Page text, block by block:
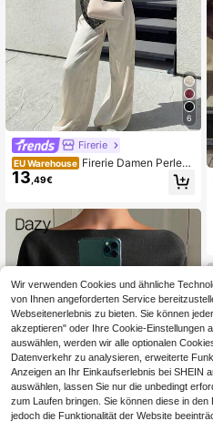
6
Firerie
EU Warehouse Firerie Damen Perlen
Hohldekoration asymmetrische Stol
a, Frühling/Sommer
13 ,49€
Wir verwenden Cookies und ähnliche
von Ihnen angeforderten Service
Webseitenerlebnis zu bieten. Sie können
akzeptieren" oder Ihre Cookie-Einstellungen
auswählen, werden wir alle optionalen
Datenverkehr zu analysieren, erweiterte
Anzeigen an Ihr Einkaufserlebnis bei SHEIN
auswählen, lassen Sie nur die unbedingt
zum Laufen bringen. Sie können diese in
jedoch die Funktionalität der Website